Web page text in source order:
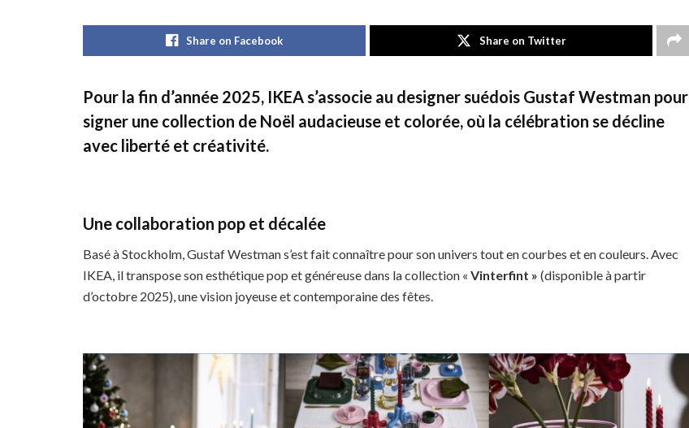
Share on Facebook Share on Twitter
Pour la fin d’année 2025, IKEA s’associe au designer suédois Gustaf Westman pour
signer une collection de Noël audacieuse et colorée, où la célébration se décline
avec liberté et créativité.
Une collaboration pop et décalée
Basé à Stockholm, Gustaf Westman s’est fait connaître pour son univers tout en courbes et en couleurs. Avec
IKEA, il transpose son esthétique pop et généreuse dans la collection « Vinterfint » (disponible à partir
d’octobre 2025), une vision joyeuse et contemporaine des fêtes.